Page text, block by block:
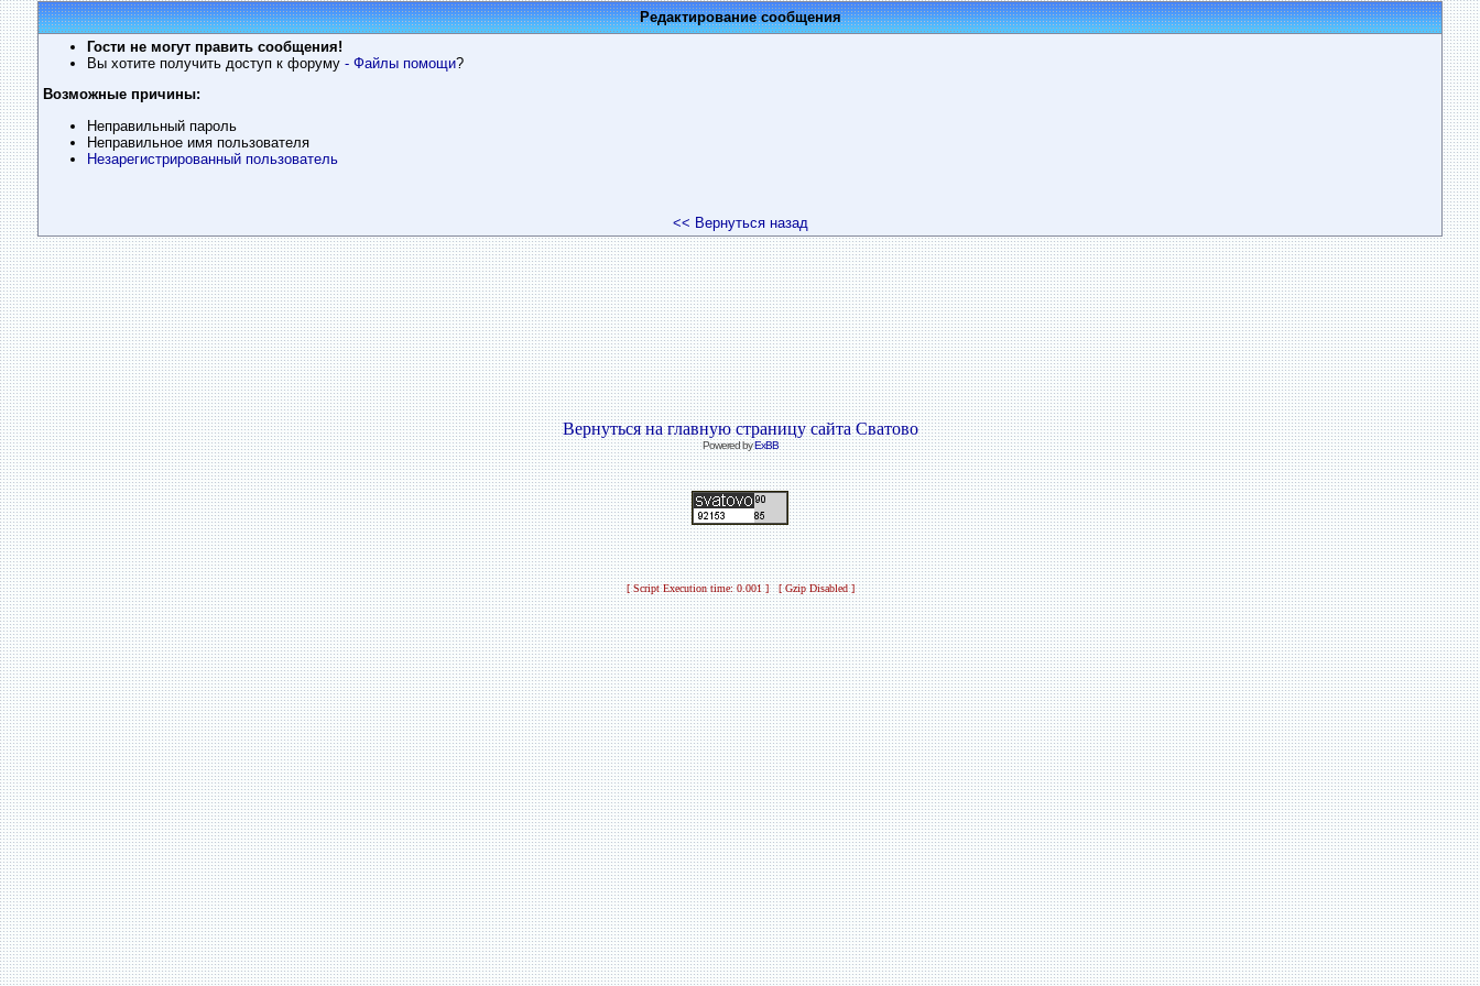
Редактирование сообщения
Гости не могут править сообщения!
Вы хотите получить доступ к форуму - Файлы помощи?
Возможные причины:
Неправильный пароль
Неправильное имя пользователя
Незарегистрированный пользователь
<< Вернуться назад
Вернуться на главную страницу сайта Сватово
Powered byExBB
[ Script Execution time: 0.001 ] [ Gzip Disabled ]